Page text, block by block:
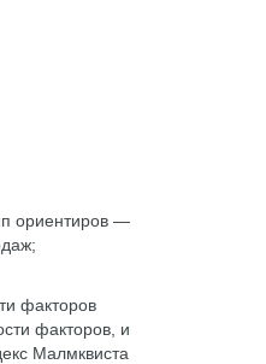
ориентиров —
факторов
факторов, и
Малмквиста